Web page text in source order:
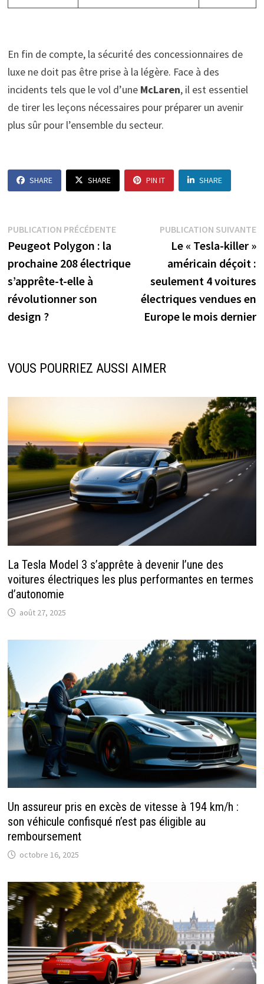
En fin de compte, la sécurité des concessionnaires de
luxe ne doit pas être prise à la légère. Face à des
incidents tels que le vol d’une McLaren, il est essentiel
de tirer les leçons nécessaires pour préparer un avenir
plus sûr pour l’ensemble du secteur.
SHARE SHARE PIN IT SHARE
Navigation
de
l’article
PUBLICATION PRÉCÉDENTEPublication
Peugeot Polygon : la
prochaine 208 électrique
s’apprête-t-elle à
révolutionner son
design ?
PUBLICATION SUIVANTE
Le « Tesla-killer »
américain déçoit :
seulement 4 voitures
électriques vendues en
Europe le mois dernier
VOUS POURRIEZ AUSSI AIMER
La Tesla Model 3 s’apprête à devenir l’une des
voitures électriques les plus performantes en termes
d’autonomie
août 27, 2025
Un assureur pris en excès de vitesse à 194 km/h :
son véhicule confisqué n’est pas éligible au
remboursement
octobre 16, 2025